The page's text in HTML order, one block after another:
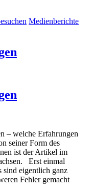
Medienberichte
– welche Erfahrungen
seiner Form des
ist der Artikel im
Erst einmal
eigentlich ganz
Fehler gemacht